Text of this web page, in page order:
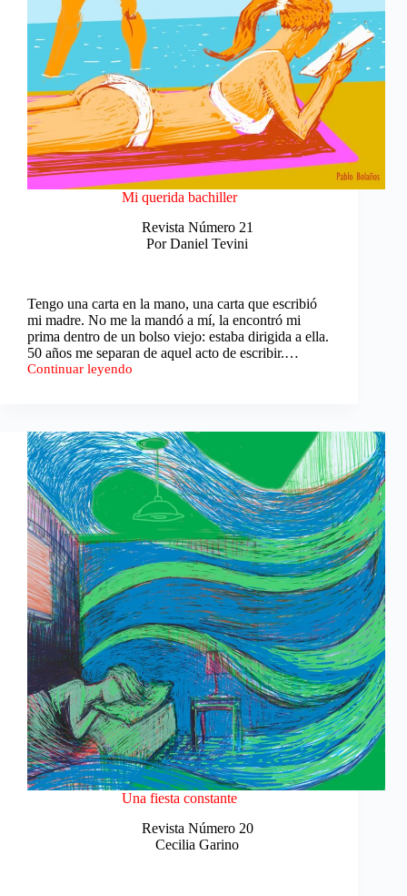
Mi querida bachiller
Revista Número 21
Por Daniel Tevini
Tengo una carta en la mano, una carta que escribió
mi madre. No me la mandó a mí, la encontró mi
prima dentro de un bolso viejo: estaba dirigida a ella.
50 años me separan de aquel acto de escribir.…
Continuar leyendo
Mi
Una fiesta constante
Revista Número 20
Cecilia Garino